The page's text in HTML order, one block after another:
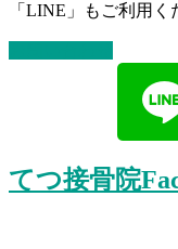
「LINE」もご利用く
てつ接骨院